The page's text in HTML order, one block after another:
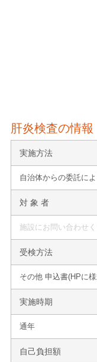
肝炎検査の情報
実施方法
自治体からの委託に
対 象 者
施設にお問い合わせ
受検方法
その他 申込書(HPに
実施時期
通年
自己負担額